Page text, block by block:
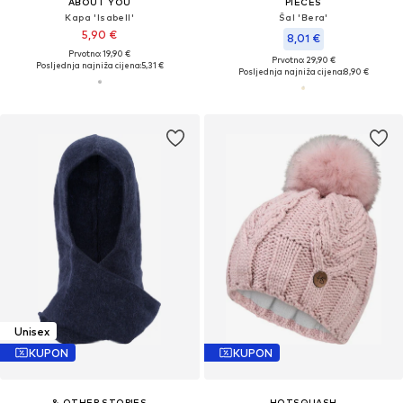
ABOUT YOU
Kapa 'Isabell'
5,90 €
Prvotno: 19,90 €
Posljednja najniža cijena:5,31 €
PIECES
Šal 'Bera'
8,01 €
Prvotno: 29,90 €
Posljednja najniža cijena:8,90 €
Unisex
KUPON
KUPON